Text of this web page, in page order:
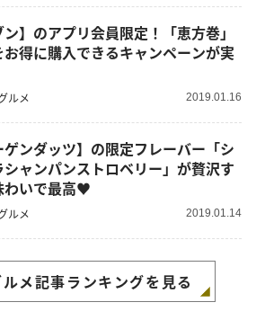
ン】のアプリ会員限定！「恵方巻」
お得に購入できるキャンペーンが実
ルメ 2019.01.16
ゲンダッツ】の限定フレーバー「シ
シャンパンストロベリー」が贅沢す
わいで最高♥
ルメ 2019.01.14
メ記事ランキングを見る